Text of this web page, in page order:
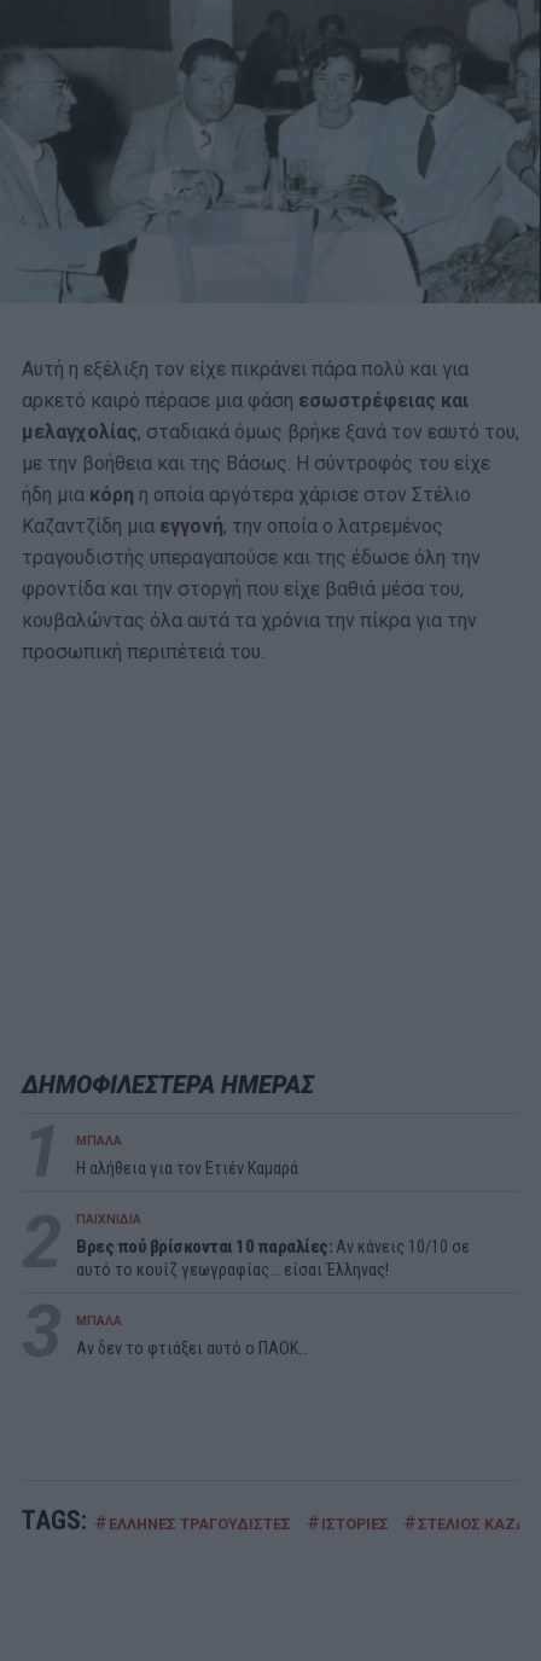
Αυτή η εξέλιξη τον είχε πικράνει πάρα πολύ και για
αρκετό καιρό πέρασε μια φάση εσωστρέφειας και
μελαγχολίας, σταδιακά όμως βρήκε ξανά τον εαυτό του,
με την βοήθεια και της Βάσως. Η σύντροφός του είχε
ήδη μια κόρη η οποία αργότερα χάρισε στον Στέλιο
Καζαντζίδη μια εγγονή, την οποία ο λατρεμένος
τραγουδιστής υπεραγαπούσε και της έδωσε όλη την
φροντίδα και την στοργή που είχε βαθιά μέσα του,
κουβαλώντας όλα αυτά τα χρόνια την πίκρα για την
προσωπική περιπέτειά του.
ΔΗΜΟΦΙΛΕΣΤΕΡΑ ΗΜΕΡΑΣ
ΜΠΑΛΑ
Η αλήθεια για τον Ετιέν Καμαρά
ΠΑΙΧΝΙΔΙΑ
Βρες πού βρίσκονται 10 παραλίες: Αν κάνεις 10/10 σε
αυτό το κουίζ γεωγραφίας... είσαι Έλληνας!
ΜΠΑΛΑ
Αν δεν το φτιάξει αυτό ο ΠΑΟΚ…
TAGS: # ΕΛΛΗΝΕΣ ΤΡΑΓΟΥΔΙΣΤΕΣ # ΙΣΤΟΡΙΕΣ #ΣΤΕΛΙΟΣ